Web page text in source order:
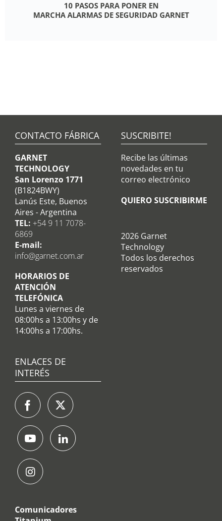
10 PASOS PARA PONER EN
MARCHA ALARMAS DE SEGURIDAD GARNET
CONTACTO FÁBRICA
GARNET
TECHNOLOGY
San Lorenzo 1771
(B1824BWY)
Lanús Este, Buenos
Aires - Argentina
TEL: +54 9 11 7078-
6869
E-mail:
info@garnet.com.ar
HORARIOS DE
ATENCIÓN
TELEFÓNICA
Lunes a viernes de
08:00hs a 13:00hs y de
14:00hs a 17:00hs.
SUSCRIBITE!
Recibe las últimas
novedades en tu
correo electrónico
QUIERO SUSCRIBIRME
2026 Garnet
Technology
Todos los derechos
reservados
ENLACES DE
INTERÉS
Comunicadores